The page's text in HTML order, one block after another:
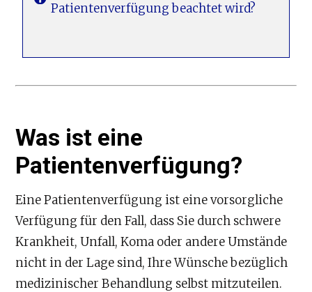
Patientenverfügung beachtet wird?
Was ist eine
Patientenverfügung?
Eine Patientenverfügung ist eine vorsorgliche
Verfügung für den Fall, dass Sie durch schwere
Krankheit, Unfall, Koma oder andere Umstände
nicht in der Lage sind, Ihre Wünsche bezüglich
medizinischer Behandlung selbst mitzuteilen.